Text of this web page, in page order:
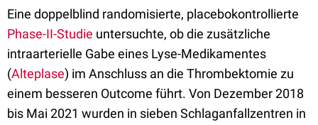
Eine doppelblind randomisierte, placebokontrollierte
Phase-II-Studie untersuchte, ob die zusätzliche
intraarterielle Gabe eines Lyse-Medikamentes
(Alteplase) im Anschluss an die Thrombektomie zu
einem besseren Outcome führt. Von Dezember 2018
bis Mai 2021 wurden in sieben Schlaganfallzentren in